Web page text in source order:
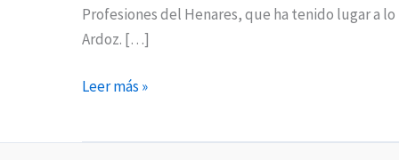
Profesiones del Henares, que ha tenido lugar a
Ardoz. […]
Leer más »